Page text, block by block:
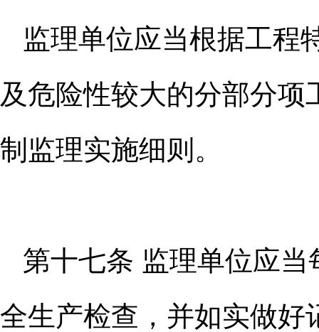
监理单位应当根据工程
及危险性较大的分部分项
制监理实施细则。
第十七条 监理单位应
全生产检查，并如实做好